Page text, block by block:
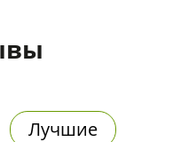
Лучшие